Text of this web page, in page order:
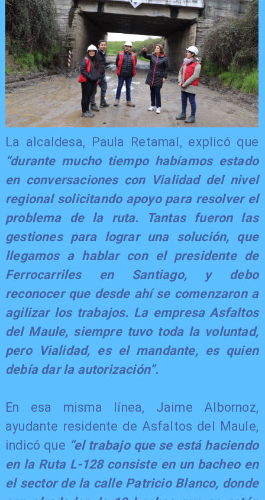
​La alcaldesa, Paula Retamal, explicó que
“durante mucho tiempo habíamos estado
en conversaciones con Vialidad del nivel
regional solicitando apoyo para resolver el
problema de la ruta. Tantas fueron las
gestiones para lograr una solución, que
llegamos a hablar con el presidente de
Ferrocarriles en Santiago, y debo
reconocer que desde ahí se comenzaron a
agilizar los trabajos. La empresa Asfaltos
del Maule, siempre tuvo toda la voluntad,
pero Vialidad, es el mandante, es quien
debía dar la autorización”.
En esa misma línea, Jaime Albornoz,
ayudante residente de Asfaltos del Maule,
indicó que “el trabajo que se está haciendo
en la Ruta L-128 consiste en un bacheo en
el sector de la calle Patricio Blanco, donde